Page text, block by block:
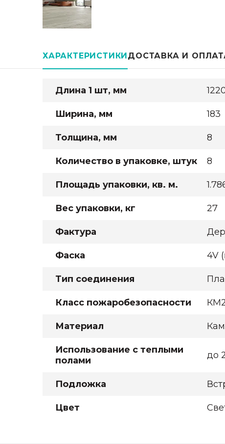
ХАРАКТЕРИСТИКИДОСТАВКА И
Длина 1 шт, мм
Ширина, мм 183
Толщина, мм 8
Количество в упаковке, штук 8
Площадь упаковки, кв. м.
Вес упаковки, кг 27
Фактура
Фаска 4V
Тип соединения
Класс пожаробезопасности
Материал
Использование с теплыми
полами
до
Подложка
Цвет